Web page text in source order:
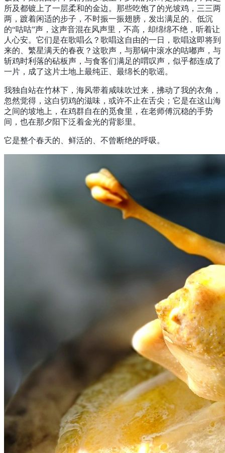
所及都镀上了一层柔和的金边。那些吃饱了的光坡鸡，三三两
两，踱着闲适的步子，不时振一振翅膀，发出满足的、低沉
的“咕咕”声，这声音混在风声里，不高，却绵绵不绝，听着让
人心安。它们是在歌唱么？歌唱这自由的一日，歌唱这即将到
来的、繁星满天的春夜？这歌声，与那锅中滚水的咕嘟声，与
斩鸡时利落的砧板声，与食客们满足的喟叹声，似乎都连成了
一片，成了这片土地上最纯正、最绵长的歌谣。
我独自站在竹林下，海风带着咸味吹过来，拂动了我的衣角，
忽然觉得，这白切鸡的滋味，或许不止在舌尖；它是在这山海
之间的坡地上，在鸡群自在的觅食里，在老师傅沉稳的手势
间，也在那夕阳下泛着金光的背影里。
它是整个春天的、鲜活的、不曾断绝的呼吸。